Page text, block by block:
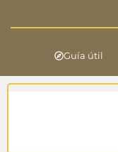
Guía útil